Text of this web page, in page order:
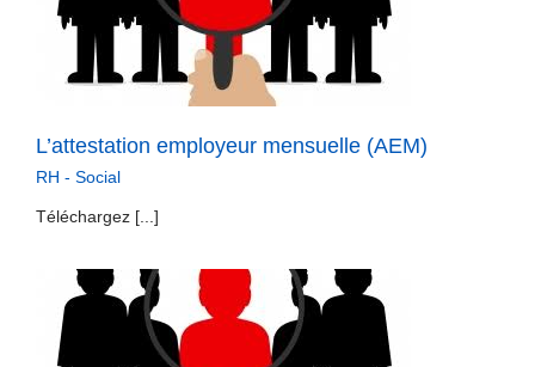
L’attestation employeur mensuelle (AEM)
RH - Social
Téléchargez [...]